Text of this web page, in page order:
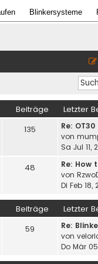
Blinkersysteme
Beiträge Letzter
135
Re: OT30
von
Sa Jul 11,
48
Re: How
von
Di Feb
Beiträge Letzter
59
Re:
von
Do Mär